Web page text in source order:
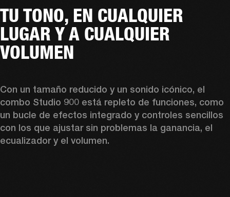
TU TONO, EN CUALQUIER
LUGAR Y A CUALQUIER
VOLUMEN
Con un tamaño reducido y un sonido icónico, el
combo Studio 900 está repleto de funciones, como
un bucle de efectos integrado y controles sencillos
con los que ajustar sin problemas la ganancia, el
ecualizador y el volumen.